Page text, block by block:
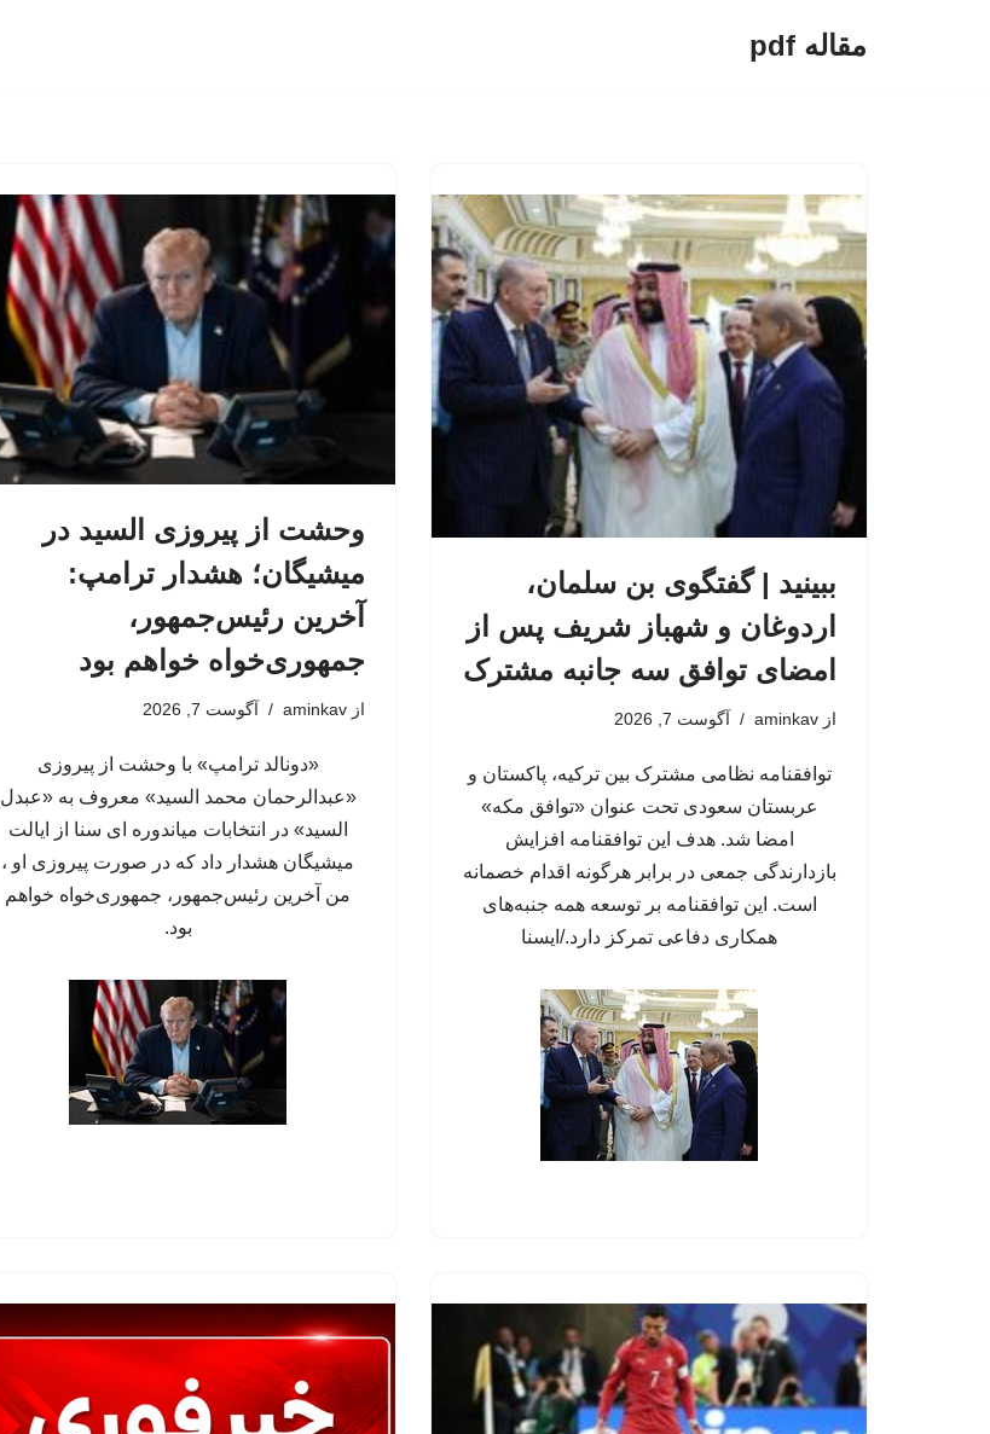
مقاله pdf
ببینید | گفتگوی بن سلمان،
اردوغان و شهباز شریف پس از
امضای توافق سه جانبه مشترک
از aminkav آگوست 7, 2026
توافقنامه نظامی مشترک بین ترکیه، پاکستان و
عربستان سعودی تحت عنوان «توافق مکه»
امضا شد. هدف این توافقنامه افزایش
بازدارندگی جمعی در برابر هرگونه اقدام خصمانه
است. این توافقنامه بر توسعه همه جنبه‌های
همکاری دفاعی تمرکز دارد./ایسنا
وحشت از پیروزی السید در
میشیگان؛ هشدار ترامپ:
آخرین رئیس‌جمهور،
جمهوری‌خواه خواهم بود
از aminkav آگوست 7, 2026
«دونالد ترامپ» با وحشت از پیروزی
«عبدالرحمان محمد السید» معروف به «عبدل
السید» در انتخابات میاندوره ای سنا از ایالت
میشیگان هشدار داد که در صورت پیروزی او ،
من آخرین رئیس‌جمهور، جمهوری‌‍‌خواه خواهم
بود.